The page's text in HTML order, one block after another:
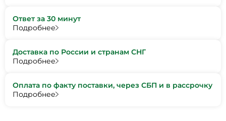
Ответ за 30 минут
Подробнее
Доставка по России и странам СНГ
Подробнее
Оплата по факту поставки, через СБП и в рассрочку
Подробнее